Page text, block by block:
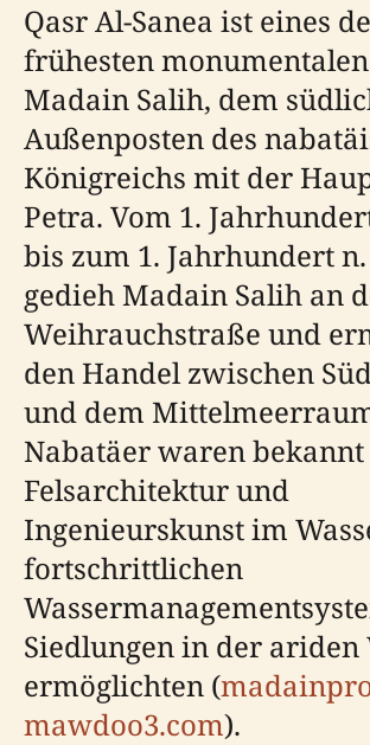
Qasr Al-Sanea ist eines
frühesten
Madain Salih, dem
Außenposten des
Königreichs mit der
Petra. Vom 1.
bis zum 1. Jahrhundert n.
gedieh Madain Salih an
Weihrauchstraße und
den Handel zwischen
und dem
Nabatäer waren
Felsarchitektur und
Ingenieurskunst im
fortschrittlichen
Siedlungen in der ariden
ermöglichten (
mawdoo3.com).